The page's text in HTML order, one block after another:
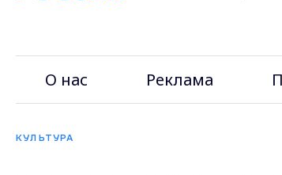
О нас Реклама
КУЛЬТУРА